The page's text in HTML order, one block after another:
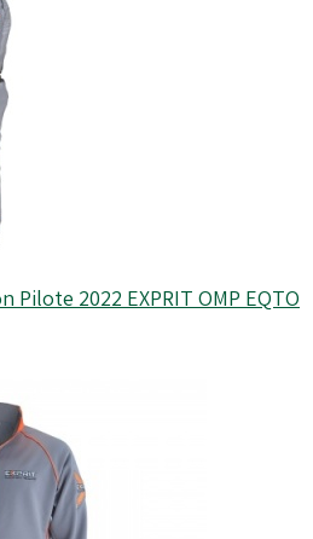
Pilote 2022 EXPRIT OMP EQTO